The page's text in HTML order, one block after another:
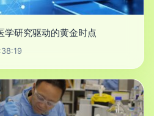
学研究驱动的黄金时点